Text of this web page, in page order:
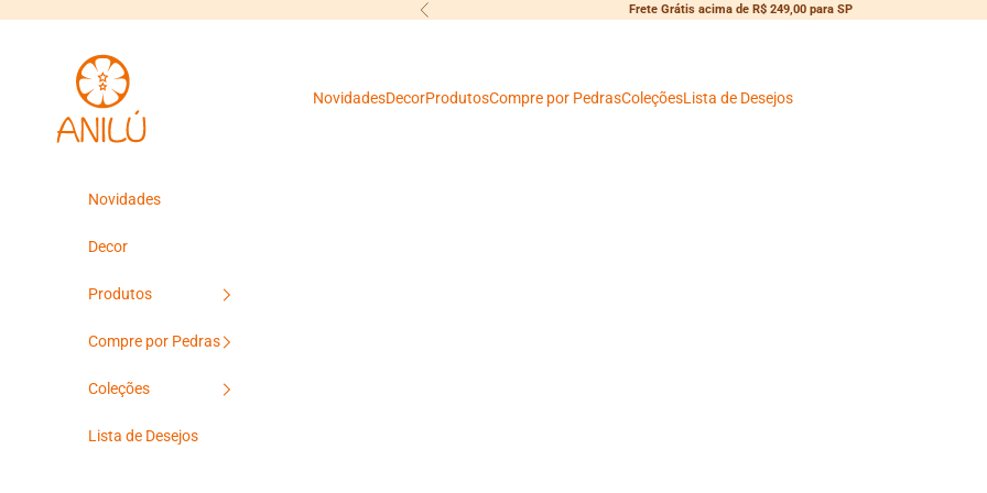
Anterior Frete Grátis acima de R$ 249,00 para SP
Anilú
NovidadesDecorProdutosCompre por PedrasColeçõesLista de Desejos
Novidades
Decor
Produtos
Compre por Pedras
Coleções
Lista de Desejos